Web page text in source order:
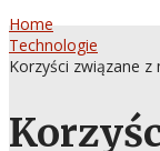
Home
Technologie
Korzyści związane z